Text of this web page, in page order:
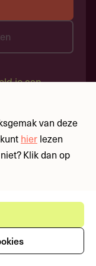
je aan
van deze
hier lezen
Klik dan op